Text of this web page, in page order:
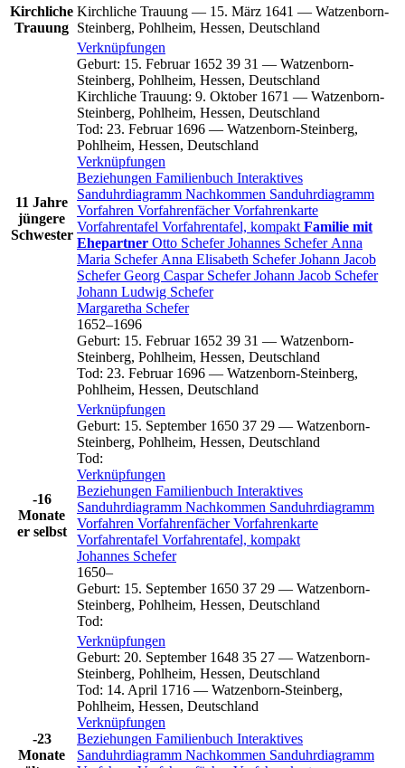
Kirchliche
Trauung
Kirchliche Trauung — 15. März 1641 — Watzenborn-
Steinberg, Pohlheim, Hessen, Deutschland
11 Jahre
jüngere
Schwester
Verknüpfungen
Geburt: 15. Februar 1652 39 31 — Watzenborn-
Steinberg, Pohlheim, Hessen, Deutschland
Kirchliche Trauung: 9. Oktober 1671 — Watzenborn-
Steinberg, Pohlheim, Hessen, Deutschland
Tod: 23. Februar 1696 — Watzenborn-Steinberg,
Pohlheim, Hessen, Deutschland
Verknüpfungen
Beziehungen Familienbuch Interaktives
Sanduhrdiagramm Nachkommen Sanduhrdiagramm
Vorfahren VorfahrenfächerVorfahrenkarte
Vorfahrentafel Vorfahrentafel, kompakt Familie mit
Ehepartner Otto Schefer Johannes Schefer Anna
Maria Schefer Anna Elisabeth Schefer Johann Jacob
Schefer Georg Caspar Schefer Johann Jacob Schefer
Johann Ludwig Schefer
Margaretha Schefer
1652–1696
Geburt: 15. Februar 1652 39 31 — Watzenborn-
Steinberg, Pohlheim, Hessen, Deutschland
Tod: 23. Februar 1696 — Watzenborn-Steinberg,
Pohlheim, Hessen, Deutschland
-16
Monate
er selbst
Verknüpfungen
Geburt: 15. September 1650 37 29 — Watzenborn-
Steinberg, Pohlheim, Hessen, Deutschland
Tod:
Verknüpfungen
Beziehungen Familienbuch Interaktives
Sanduhrdiagramm Nachkommen Sanduhrdiagramm
Vorfahren VorfahrenfächerVorfahrenkarte
Vorfahrentafel Vorfahrentafel, kompakt
Johannes Schefer
1650–
Geburt: 15. September 1650 37 29 — Watzenborn-
Steinberg, Pohlheim, Hessen, Deutschland
Tod:
-23
Monate
Verknüpfungen
Geburt: 20. September 1648 35 27 — Watzenborn-
Steinberg, Pohlheim, Hessen, Deutschland
Tod: 14. April 1716 — Watzenborn-Steinberg,
Pohlheim, Hessen, Deutschland
Verknüpfungen
Beziehungen Familienbuch Interaktives
Sanduhrdiagramm Nachkommen Sanduhrdiagramm